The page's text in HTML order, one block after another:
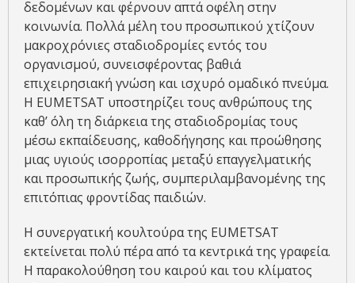
δεδομένων και φέρνουν απτά οφέλη στην
κοινωνία. Πολλά μέλη του προσωπικού χτίζουν
μακροχρόνιες σταδιοδρομίες εντός του
οργανισμού, συνεισφέροντας βαθιά
επιχειρησιακή γνώση και ισχυρό ομαδικό πνεύμα.
Η EUMETSAT υποστηρίζει τους ανθρώπους της
καθ’ όλη τη διάρκεια της σταδιοδρομίας τους
μέσω εκπαίδευσης, καθοδήγησης και προώθησης
μιας υγιούς ισορροπίας μεταξύ επαγγελματικής
και προσωπικής ζωής, συμπεριλαμβανομένης της
επιτόπιας φροντίδας παιδιών.
Η συνεργατική κουλτούρα της EUMETSAT
εκτείνεται πολύ πέρα ​​από τα κεντρικά της γραφεία.
Η παρακολούθηση του καιρού και του κλίματος